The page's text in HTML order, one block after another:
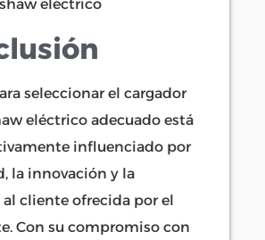
seleccionar el cargador
eléctrico adecuado está
influenciado por
la innovación y la
cliente ofrecida por el
Con su compromiso con